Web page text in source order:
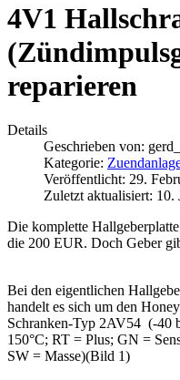
4V1
reparieren
Details
Geschrieben von: gerd_
Kategorie:
Veröffentlicht: 29.
Zuletzt aktualisiert: 10.
Die komplette
die 200 EUR. Doch Geber
Bei den eigentlichen
handelt es sich um den
Schranken-Typ 2AV54 (-40
150°C; RT = Plus; GN =
SW = Masse)(Bild 1)